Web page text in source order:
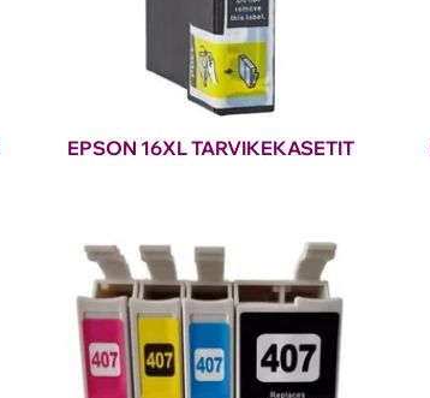
EPSON 16XL TARVIKEKASETIT